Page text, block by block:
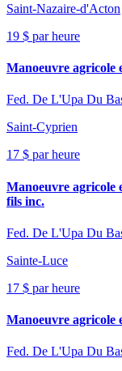
Saint-Nazaire-d'Acton
19 $ par heure
Manoeuvre agricole
Fed. De L'Upa Du
Saint-Cyprien
17 $ par heure
Manoeuvre agricole
fils inc.
Fed. De L'Upa Du
Sainte-Luce
17 $ par heure
Manoeuvre agricole
Fed. De L'Upa Du